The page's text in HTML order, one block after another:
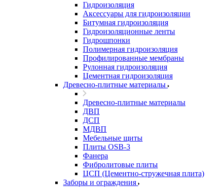
Гидроизоляция
Аксессуары для гидроизоляции
Битумная гидроизоляция
Гидроизоляционные ленты
Гидрошпонки
Полимерная гидроизоляция
Профилированные мембраны
Рулонная гидроизоляция
Цементная гидроизоляция
Древесно-плитные материалы
Древесно-плитные материалы
ДВП
ДСП
МДВП
Мебельные щиты
Плиты OSB-3
Фанера
Фибролитовые плиты
ЦСП (Цементно-стружечная плита)
Заборы и ограждения